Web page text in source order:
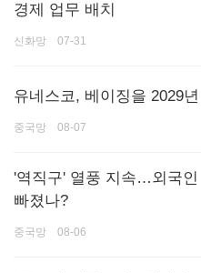
경제 업무 배치
신화망 07-31
유네스코, 베이징을 2029
중국망 08-07
'역직구' 열풍 지속…외국인
빠졌나?
중국망 08-06